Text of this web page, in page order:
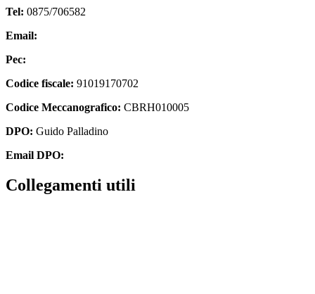
Tel: 0875/706582
Email:
Pec:
Codice fiscale: 91019170702
Codice Meccanografico: CBRH010005
DPO: Guido Palladino
Email DPO:
Collegamenti utili